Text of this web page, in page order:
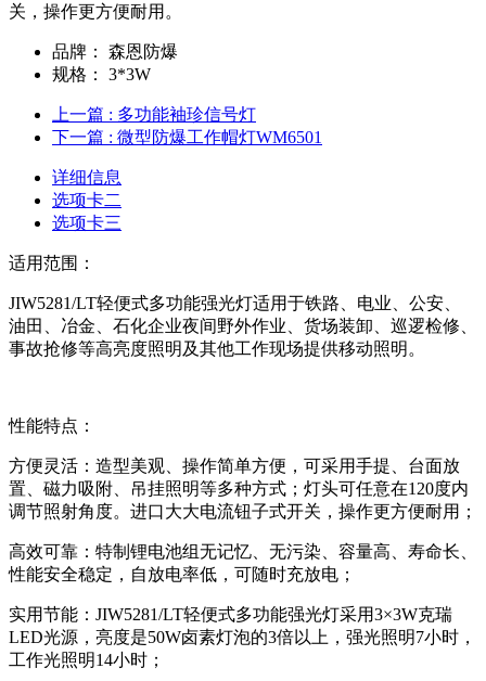
关，操作更方便耐用。
品牌：
森恩防爆
规格：
3*3W
上一篇 : 多功能袖珍信号灯
下一篇 : 微型防爆工作帽灯WM6501
详细信息
选项卡二
选项卡三
适用范围：
JIW5281/LT轻便式多功能强光灯适用于铁路、电业、公安、
油田、冶金、石化企业夜间野外作业、货场装卸、巡逻检修、
事故抢修等高亮度照明及其他工作现场提供移动照明。
性能特点：
方便灵活：造型美观、操作简单方便，可采用手提、台面放
置、磁力吸附、吊挂照明等多种方式；灯头可任意在120度内
调节照射角度。进口大大电流钮子式开关，操作更方便耐用；
高效可靠：特制锂电池组无记忆、无污染、容量高、寿命长、
性能安全稳定，自放电率低，可随时充放电；
实用节能： JIW5281/LT轻便式多功能强光灯采用3×3W克瑞
LED光源，亮度是50W卤素灯泡的3倍以上，强光照明7小时，
工作光照明14小时；